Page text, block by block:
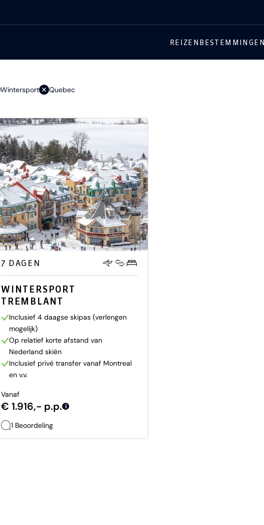
REIZEN BESTEMMINGEN
Wintersport Quebec
7 DAGEN
WINTERSPORT
TREMBLANT
Inclusief 4 daagse skipas (verlengen
mogelijk)
Op relatief korte afstand van
Nederland skiën
Inclusief privé transfer vanaf Montreal
en v.v.
Vanaf
€ 1.916,- p.p. i
1 Beoordeling